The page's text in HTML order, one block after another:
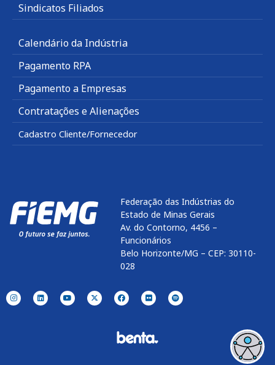
Sindicatos Filiados
Calendário da Indústria
Pagamento RPA
Pagamento a Empresas
Contratações e Alienações
Cadastro Cliente/Fornecedor
Federação das Indústrias do
Estado de Minas Gerais
Av. do Contorno, 4456 –
Funcionários
Belo Horizonte/MG – CEP: 30110-
028